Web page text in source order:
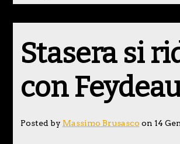
Stasera si
con
Posted by Massimo Brusasco on 14